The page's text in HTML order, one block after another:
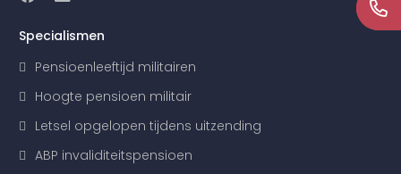
Specialismen
Pensioenleeftijd militairen
Hoogte pensioen militair
Letsel opgelopen tijdens uitzending
ABP invaliditeitspensioen